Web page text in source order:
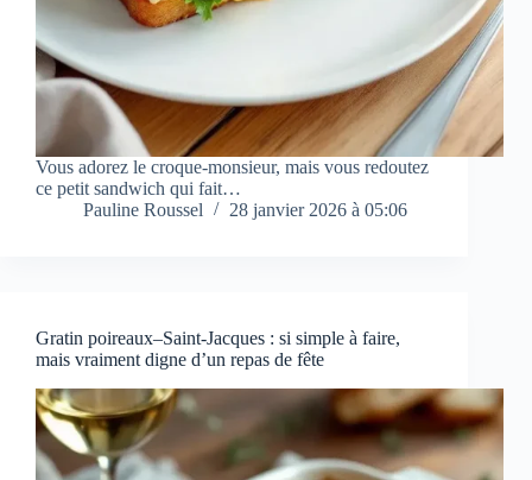
Vous adorez le croque-monsieur, mais vous redoutez
ce petit sandwich qui fait…
Pauline Roussel
28 janvier 2026 à 05:06
Gratin poireaux–Saint-Jacques : si simple à faire,
mais vraiment digne d’un repas de fête